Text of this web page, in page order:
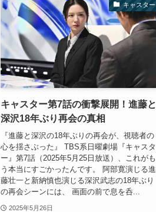
キャスター
キャスター第7話の衝撃展開！進藤と
深沢18年ぶり再会の真相
『進藤と深沢の18年ぶりの再会が、視聴者の
心を揺さぶった』 TBS系日曜劇場『キャスタ
ー』第7話（2025年5月25日放送）、これがも
う本当にすごかったんです。 阿部寛演じる進
藤壮一と新納慎也演じる深沢武志の18年ぶり
の再会シーンには、 画面の前で息を呑...
2025年5月26日